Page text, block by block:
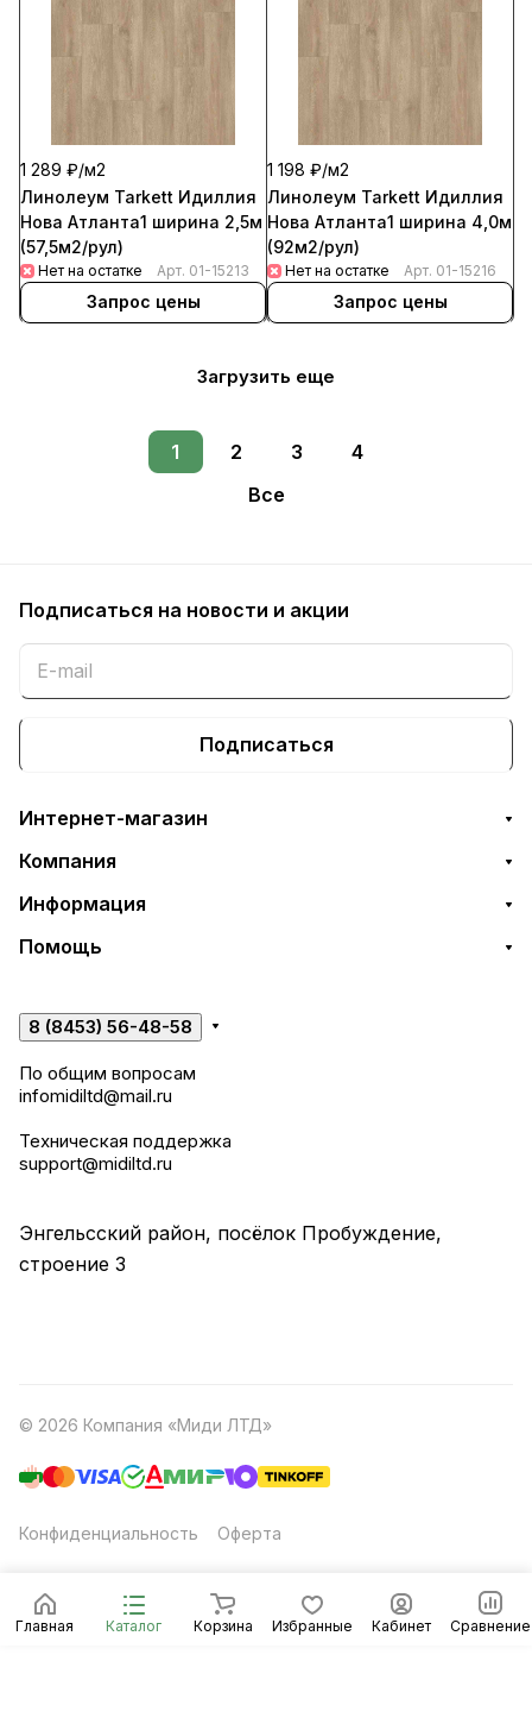
1 289 ₽/м2
Линолеум Tarkett Идиллия
Нова Атланта1 ширина 2,5м
(57,5м2/рул)
Нет на остатке Арт. 01-15213
Запрос цены
1 198 ₽/м2
Линолеум Tarkett Идиллия
Нова Атланта1 ширина 4,0м
(92м2/рул)
Нет на остатке Арт. 01-15216
Запрос цены
Загрузить еще
1 2 3
4
Все
Главная Каталог Корзина Избранные Кабинет Сравнение
Подписаться на новости и акции
Подписаться
Интернет-магазин
Компания
Информация
Помощь
8 (8453) 56-48-58
По общим вопросам
infomidiltd@mail.ru
Техническая поддержка
support@midiltd.ru
Энгельсский район, посёлок Пробуждение,
строение 3
© 2026 Компания «Миди ЛТД»
Конфиденциальность Оферта